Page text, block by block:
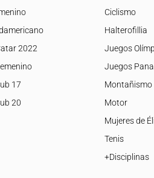
2022
17
20
Ciclismo
Halterofillia
Juegos
Juegos
Montañismo
Motor
Mujeres de
Tenis
+Disciplinas